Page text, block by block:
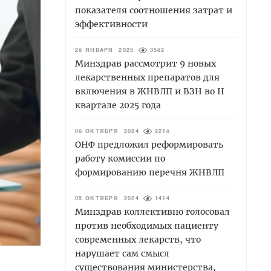
показателя соотношения затрат и
эффективности
28 ЯНВАРЯ 2025 3582
Минздрав рассмотрит 9 новых
лекарственных препаратов для
включения в ЖНВЛП и ВЗН во II
квартале 2025 года
08 ОКТЯБРЯ 2024 2218
ОНФ предложил реформировать
работу комиссии по
формированию перечня ЖНВЛП
05 ОКТЯБРЯ 2024 1414
Минздрав коллективно голосовал
против необходимых пациенту
современных лекарств, что
нарушает сам смысл
существования министерства,